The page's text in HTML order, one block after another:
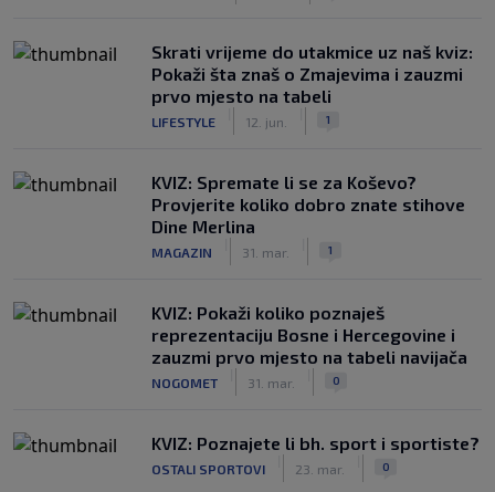
Skrati vrijeme do utakmice uz naš kviz:
Pokaži šta znaš o Zmajevima i zauzmi
prvo mjesto na tabeli
LIFESTYLE 12. jun. 1
KVIZ: Spremate li se za Koševo?
Provjerite koliko dobro znate stihove
Dine Merlina
MAGAZIN 31. mar. 1
KVIZ: Pokaži koliko poznaješ
reprezentaciju Bosne i Hercegovine i
zauzmi prvo mjesto na tabeli navijača
NOGOMET 31. mar. 0
KVIZ: Poznajete li bh. sport i sportiste?
OSTALI SPORTOVI 23. mar. 0